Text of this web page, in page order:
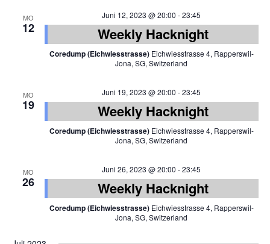
MO
12
Juni 12, 2023 @ 20:00 -23:45
Weekly Hacknight
Coredump (Eichwiesstrasse) Eichwiesstrasse 4, Rapperswil-
Jona, SG, Switzerland
MO
19
Juni 19, 2023 @ 20:00 -23:45
Weekly Hacknight
Coredump (Eichwiesstrasse) Eichwiesstrasse 4, Rapperswil-
Jona, SG, Switzerland
MO
26
Juni 26, 2023 @ 20:00 -23:45
Weekly Hacknight
Coredump (Eichwiesstrasse) Eichwiesstrasse 4, Rapperswil-
Jona, SG, Switzerland